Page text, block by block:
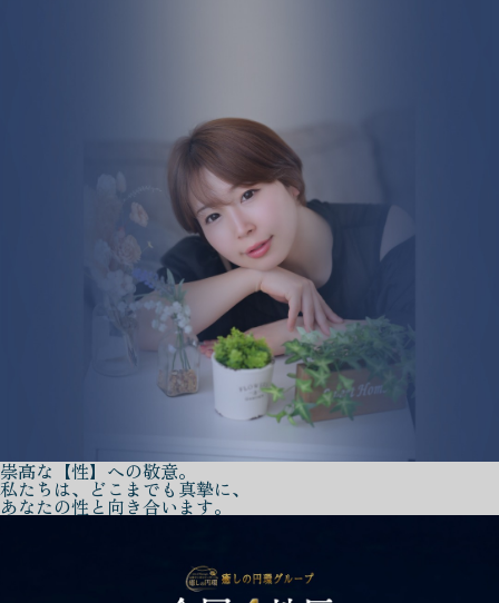
崇高な【性】への敬意。
私たちは、どこまでも真摯に、
あなたの性と向き合います。